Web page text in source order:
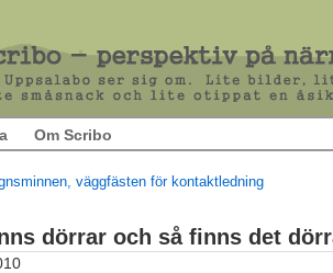
Om Scribo
väggfästen för kontaktledning
dörrar och så finns det